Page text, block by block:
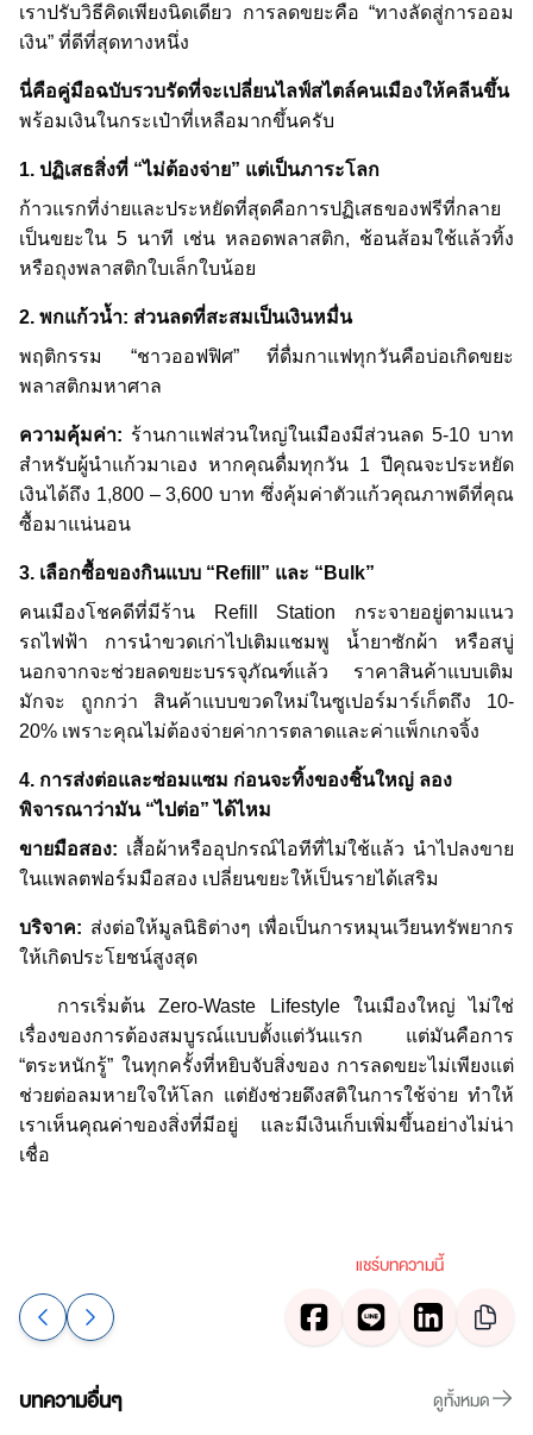
เราปรับวิธีคิดเพียงนิดเดียว การลดขยะคือ “ทางลัดสู่การออม
เงิน” ที่ดีที่สุดทางหนึ่ง
นี่คือคู่มือฉบับรวบรัดที่จะเปลี่ยนไลฟ์สไตล์คนเมืองให้คลีนขึ้น
พร้อมเงินในกระเป๋าที่เหลือมากขึ้นครับ
1. ปฏิเสธสิ่งที่ “ไม่ต้องจ่าย” แต่เป็นภาระโลก
ก้าวแรกที่ง่ายและประหยัดที่สุดคือการปฏิเสธของฟรีที่กลาย
เป็นขยะใน 5 นาที เช่น หลอดพลาสติก, ช้อนส้อมใช้แล้วทิ้ง
หรือถุงพลาสติกใบเล็กใบน้อย
2. พกแก้วน้ำ: ส่วนลดที่สะสมเป็นเงินหมื่น
พฤติกรรม “ชาวออฟฟิศ” ที่ดื่มกาแฟทุกวันคือบ่อเกิดขยะ
พลาสติกมหาศาล
ความคุ้มค่า: ร้านกาแฟส่วนใหญ่ในเมืองมีส่วนลด 5-10 บาท
สำหรับผู้นำแก้วมาเอง หากคุณดื่มทุกวัน 1 ปีคุณจะประหยัด
เงินได้ถึง 1,800 – 3,600 บาท ซึ่งคุ้มค่าตัวแก้วคุณภาพดีที่คุณ
ซื้อมาแน่นอน
3. เลือกซื้อของกินแบบ “Refill” และ “Bulk”
คนเมืองโชคดีที่มีร้าน Refill Station กระจายอยู่ตามแนว
รถไฟฟ้า การนำขวดเก่าไปเติมแชมพู น้ำยาซักผ้า หรือสบู่
นอกจากจะช่วยลดขยะบรรจุภัณฑ์แล้ว ราคาสินค้าแบบเติม
มักจะ ถูกกว่า สินค้าแบบขวดใหม่ในซูเปอร์มาร์เก็ตถึง 10-
20% เพราะคุณไม่ต้องจ่ายค่าการตลาดและค่าแพ็กเกจจิ้ง
4. การส่งต่อและซ่อมแซม ก่อนจะทิ้งของชิ้นใหญ่ ลอง
พิจารณาว่ามัน “ไปต่อ” ได้ไหม
ขายมือสอง: เสื้อผ้าหรืออุปกรณ์ไอทีที่ไม่ใช้แล้ว นำไปลงขาย
ในแพลตฟอร์มมือสอง เปลี่ยนขยะให้เป็นรายได้เสริม
บริจาค: ส่งต่อให้มูลนิธิต่างๆ เพื่อเป็นการหมุนเวียนทรัพยากร
ให้เกิดประโยชน์สูงสุด
การเริ่มต้น Zero-Waste Lifestyle ในเมืองใหญ่ ไม่ใช่
เรื่องของการต้องสมบูรณ์แบบตั้งแต่วันแรก แต่มันคือการ
“ตระหนักรู้” ในทุกครั้งที่หยิบจับสิ่งของ การลดขยะไม่เพียงแต่
ช่วยต่อลมหายใจให้โลก แต่ยังช่วยดึงสติในการใช้จ่าย ทำให้
เราเห็นคุณค่าของสิ่งที่มีอยู่ และมีเงินเก็บเพิ่มขึ้นอย่างไม่น่า
เชื่อ
แชร์บทความนี้
บทความอื่นๆ ดูทั้งหมด